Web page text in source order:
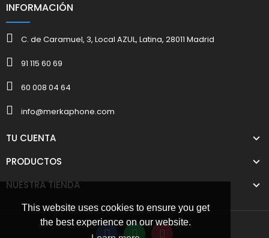
This website uses cookies to ensure you get
the best experience on our website.
INFORMACIÓN
C. de Caramuel, 3, Local AZUL, Latina, 28011 Madrid
91 115 60 69
60 008 04 64
info@merkaphone.com
TU CUENTA
PRODUCTOS
NUESTRA TIENDA